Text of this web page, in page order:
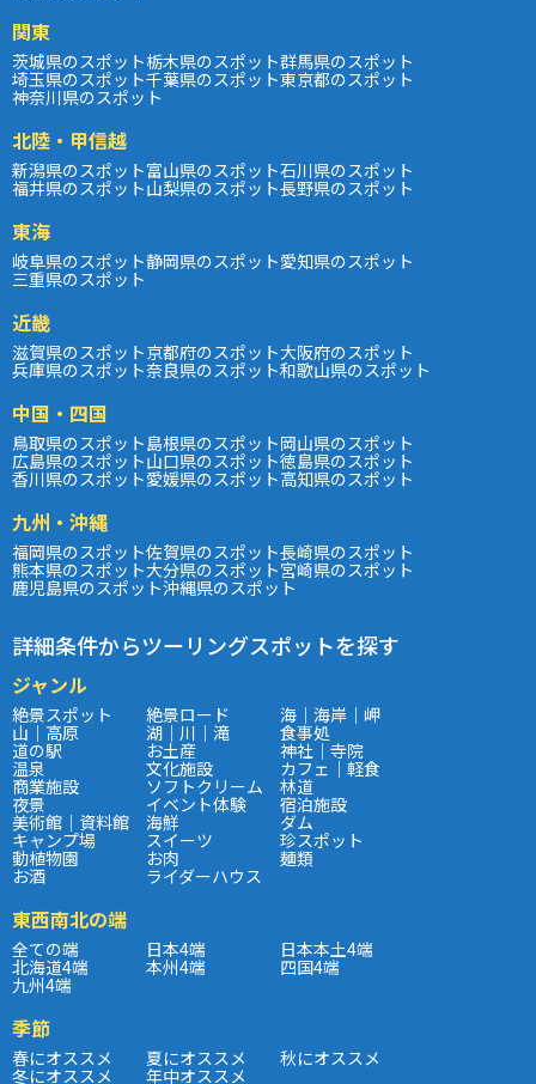
関東
茨城県のスポット栃木県のスポット群馬県のスポット
埼玉県のスポット千葉県のスポット東京都のスポット
神奈川県のスポット
北陸・甲信越
新潟県のスポット富山県のスポット石川県のスポット
福井県のスポット山梨県のスポット長野県のスポット
東海
岐阜県のスポット静岡県のスポット愛知県のスポット
三重県のスポット
近畿
滋賀県のスポット京都府のスポット大阪府のスポット
兵庫県のスポット奈良県のスポット和歌山県のスポット
中国・四国
鳥取県のスポット島根県のスポット岡山県のスポット
広島県のスポット山口県のスポット徳島県のスポット
香川県のスポット愛媛県のスポット高知県のスポット
九州・沖縄
福岡県のスポット佐賀県のスポット長崎県のスポット
熊本県のスポット大分県のスポット宮崎県のスポット
鹿児島県のスポット沖縄県のスポット
詳細条件からツーリングスポットを探す
ジャンル
絶景スポット 絶景ロード 海｜海岸｜岬
山｜高原 湖｜川｜滝 食事処
道の駅 お土産 神社｜寺院
温泉 文化施設 カフェ｜軽食
商業施設 ソフトクリーム 林道
夜景 イベント体験 宿泊施設
美術館｜資料館 海鮮 ダム
キャンプ場 スイーツ 珍スポット
動植物園 お肉 麺類
お酒 ライダーハウス
東西南北の端
全ての端 日本4端 日本本土4端
北海道4端 本州4端 四国4端
九州4端
季節
春にオススメ 夏にオススメ 秋にオススメ
冬にオススメ 年中オススメ